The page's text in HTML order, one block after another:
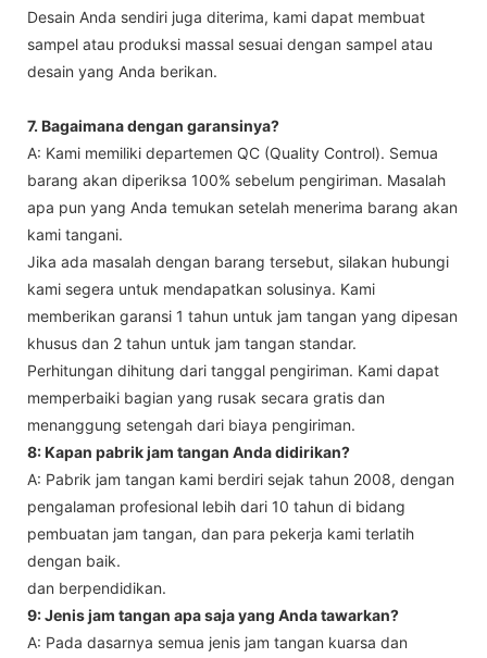
Desain Anda sendiri juga diterima, kami dapat membuat
sampel atau produksi massal sesuai dengan sampel atau
desain yang Anda berikan.
7. Bagaimana dengan garansinya?
A: Kami memiliki departemen QC (Quality Control). Semua
barang akan diperiksa 100% sebelum pengiriman. Masalah
apa pun yang Anda temukan setelah menerima barang akan
kami tangani.
Jika ada masalah dengan barang tersebut, silakan hubungi
kami segera untuk mendapatkan solusinya. Kami
memberikan garansi 1 tahun untuk jam tangan yang dipesan
khusus dan 2 tahun untuk jam tangan standar.
Perhitungan dihitung dari tanggal pengiriman. Kami dapat
memperbaiki bagian yang rusak secara gratis dan
menanggung setengah dari biaya pengiriman.
8: Kapan pabrik jam tangan Anda didirikan?
A: Pabrik jam tangan kami berdiri sejak tahun 2008, dengan
pengalaman profesional lebih dari 10 tahun di bidang
pembuatan jam tangan, dan para pekerja kami terlatih
dengan baik.
dan berpendidikan.
9: Jenis jam tangan apa saja yang Anda tawarkan?
A: Pada dasarnya semua jenis jam tangan kuarsa dan